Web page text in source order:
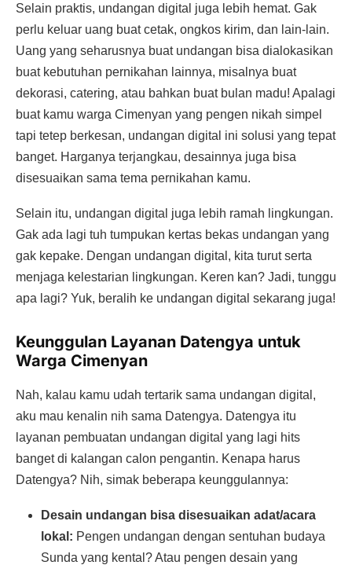
Selain praktis, undangan digital juga lebih hemat. Gak
perlu keluar uang buat cetak, ongkos kirim, dan lain-lain.
Uang yang seharusnya buat undangan bisa dialokasikan
buat kebutuhan pernikahan lainnya, misalnya buat
dekorasi, catering, atau bahkan buat bulan madu! Apalagi
buat kamu warga Cimenyan yang pengen nikah simpel
tapi tetep berkesan, undangan digital ini solusi yang tepat
banget. Harganya terjangkau, desainnya juga bisa
disesuaikan sama tema pernikahan kamu.
Selain itu, undangan digital juga lebih ramah lingkungan.
Gak ada lagi tuh tumpukan kertas bekas undangan yang
gak kepake. Dengan undangan digital, kita turut serta
menjaga kelestarian lingkungan. Keren kan? Jadi, tunggu
apa lagi? Yuk, beralih ke undangan digital sekarang juga!
Keunggulan Layanan Datengya untuk
Warga Cimenyan
Nah, kalau kamu udah tertarik sama undangan digital,
aku mau kenalin nih sama Datengya. Datengya itu
layanan pembuatan undangan digital yang lagi hits
banget di kalangan calon pengantin. Kenapa harus
Datengya? Nih, simak beberapa keunggulannya:
Desain undangan bisa disesuaikan adat/acara
lokal: Pengen undangan dengan sentuhan budaya
Sunda yang kental? Atau pengen desain yang